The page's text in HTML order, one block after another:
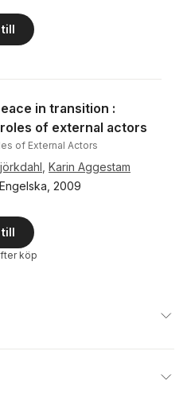
till
in transition :
of external actors
of External Actors
Karin Aggestam
Engelska 2009
till
köp